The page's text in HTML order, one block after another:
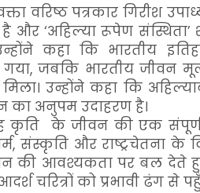
वरिष्ठ पत्रकार गिरीश
है और ‘अहिल्या रूपेण
कहा कि भारतीय
गया, जबकि भारतीय जीवन
मिला। उन्होंने कहा कि
का अनुपम उदाहरण है।
कृति के जीवन की एक संपूर्ण
संस्कृति और राष्ट्रचेतना के
की आवश्यकता पर बल देते
चरित्रों को प्रभावी ढंग से